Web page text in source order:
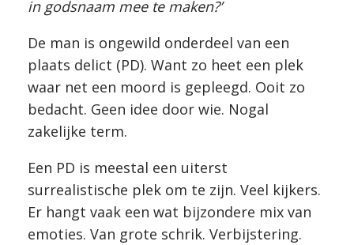
in godsnaam mee te maken?’
De man is ongewild onderdeel van een
plaats delict (PD). Want zo heet een plek
waar net een moord is gepleegd. Ooit zo
bedacht. Geen idee door wie. Nogal
zakelijke term.
Een PD is meestal een uiterst
surrealistische plek om te zijn. Veel kijkers.
Er hangt vaak een wat bijzondere mix van
emoties. Van grote schrik. Verbijstering.